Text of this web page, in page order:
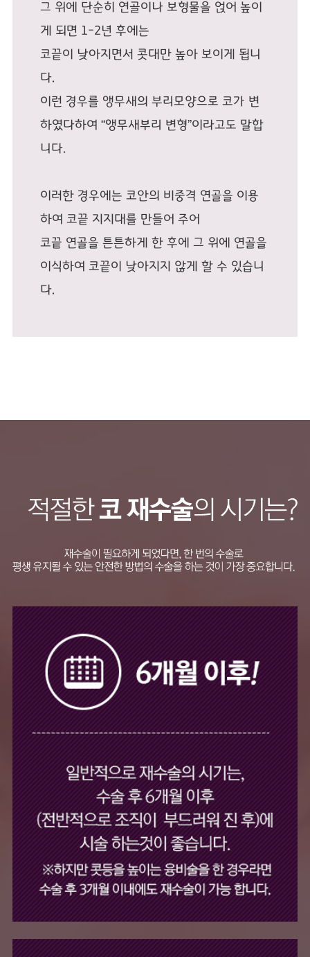
그 위에 단순히 연골이나 보형물을 얹어 높이
게 되면 1-2년 후에는
코끝이 낮아지면서 콧대만 높아 보이게 됩니
다.
이런 경우를 앵무새의 부리모양으로 코가 변
하였다하여 “앵무새부리 변형”이라고도 말합
니다.
이러한 경우에는 코안의 비중격 연골을 이용
하여 코끝 지지대를 만들어 주어
코끝 연골을 튼튼하게 한 후에 그 위에 연골을
이식하여 코끝이 낮아지지 않게 할 수 있습니
다.